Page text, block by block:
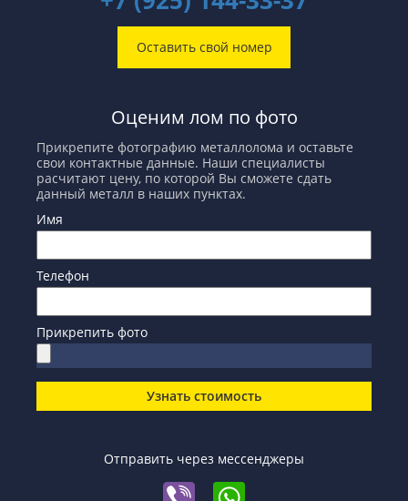
Оставить свой номер
Оценим лом по фото
Прикрепите фотографию металлолома и оставьте
свои контактные данные. Наши специалисты
расчитают цену, по которой Вы сможете сдать
данный металл в наших пунктах.
Имя
Телефон
Прикрепить фото
Узнать стоимость
Отправить через мессенджеры